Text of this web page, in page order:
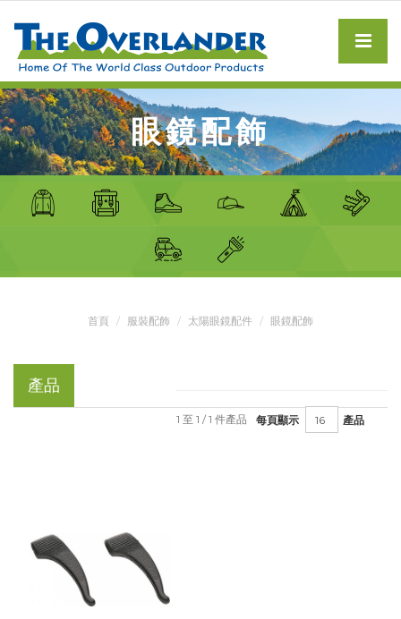
眼鏡配飾
首頁 服裝配飾 太陽眼鏡配件 眼鏡配飾
產品
每頁顯示 產品
1 至 1 / 1 件產品